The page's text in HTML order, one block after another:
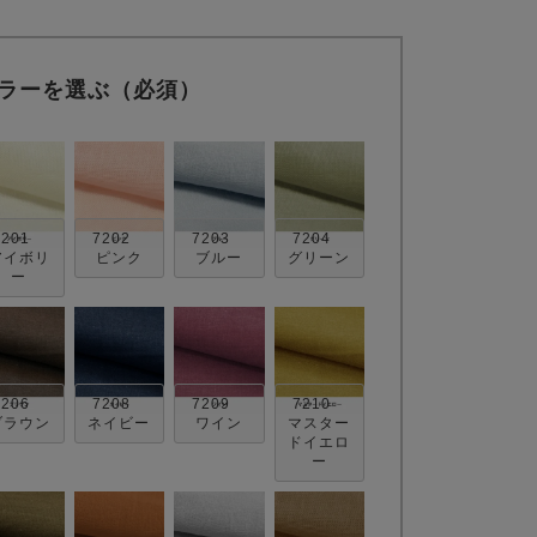
ーを選ぶ（必須）
ボリ
ー
7202
ピンク
7203
ブルー
7204
グリーン
ラウン
7208
ネイビー
7209
ワイン
7210
マスター
ドイエロ
ー